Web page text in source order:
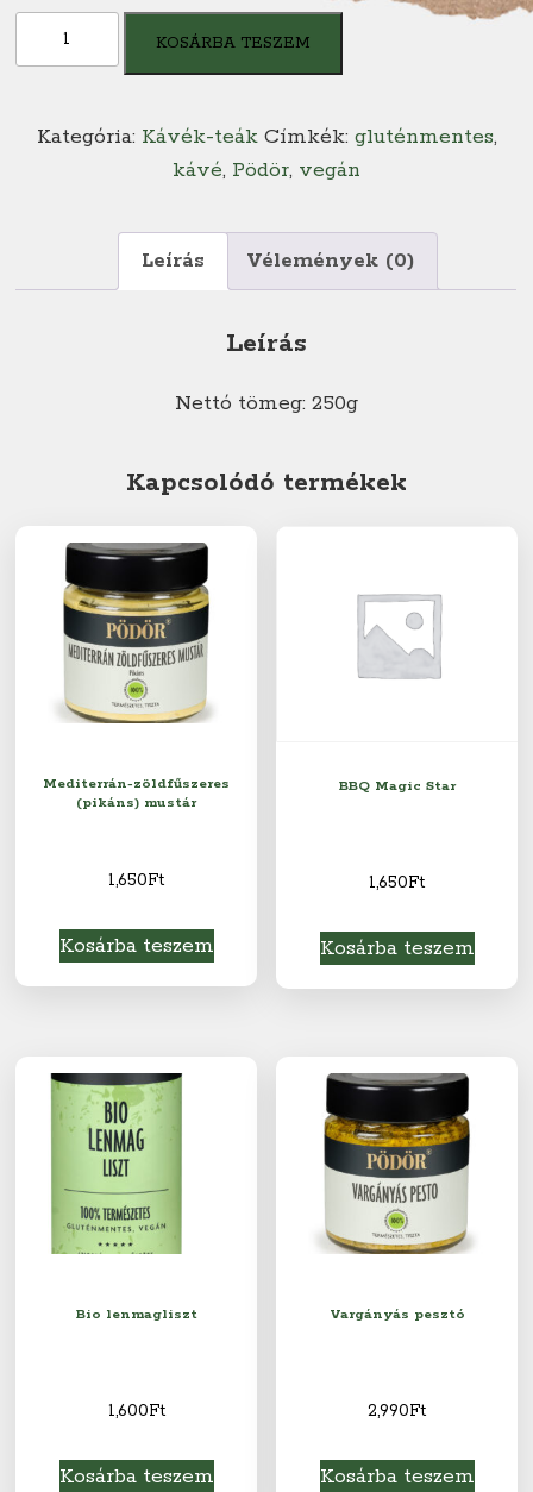
Pödör
Platinum
KOSÁRBA TESZEM
Kategória: Kávék-teák Címkék: gluténmentes,
kávé, Pödör, vegán
Leírás Vélemények (0)
Leírás
Nettó tömeg: 250g
Kapcsolódó termékek
Mediterrán-zöldfűszeres
(pikáns) mustár
1,650Ft
Kosárba teszem
BBQ Magic Star
1,650Ft
Kosárba teszem
Bio lenmagliszt
1,600Ft
Kosárba teszem
Vargányás pesztó
2,990Ft
Kosárba teszem